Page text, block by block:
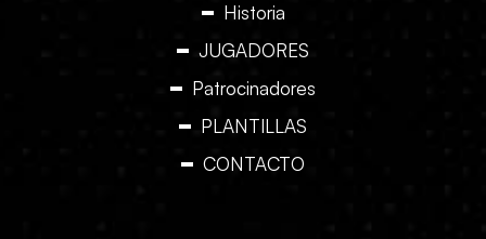
Historia
JUGADORES
Patrocinadores
PLANTILLAS
CONTACTO